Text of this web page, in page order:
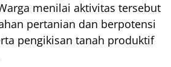
menilai aktivitas tersebut
pertanian dan berpotensi
pengikisan tanah produktif